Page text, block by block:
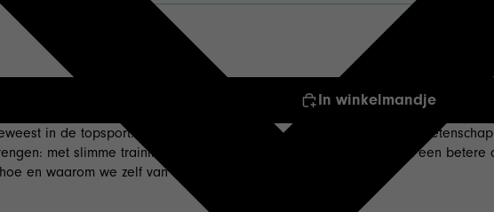
In winkelmandje
in de topsport. Achter elke Olympische atleet staat een team
met slimme trainingstechnieken of aangepaste voeding, met een
en waarom we zelf van de bank af moeten komen.